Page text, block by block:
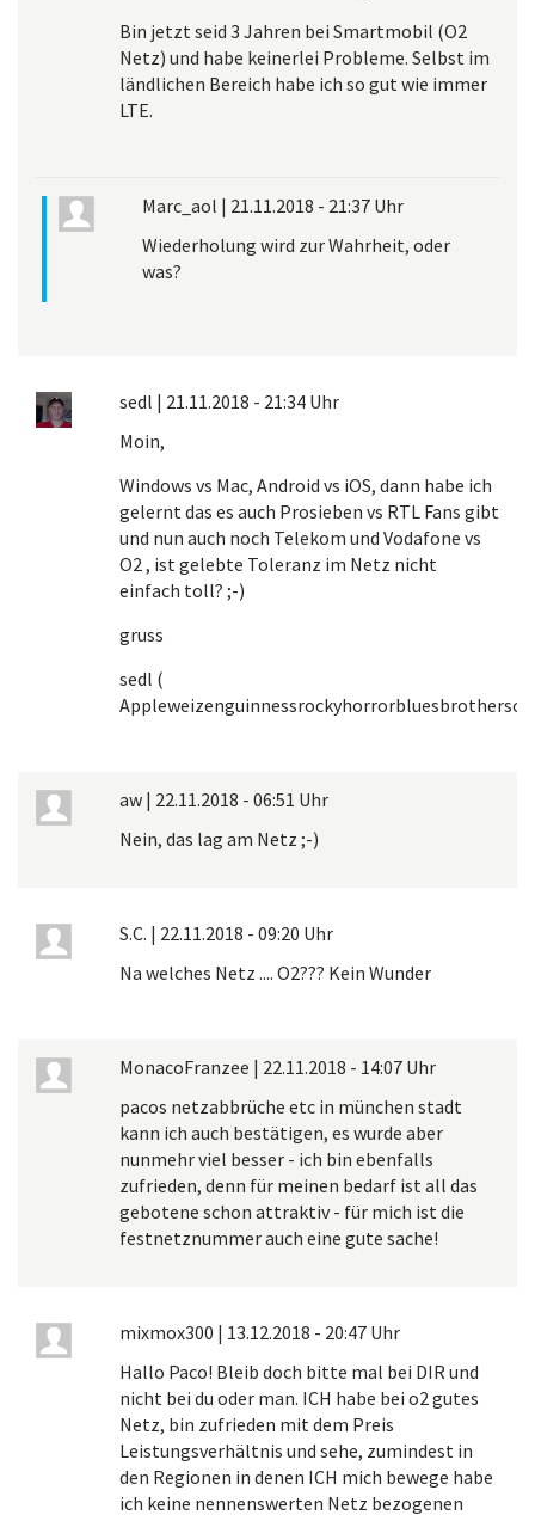
Bin jetzt seid 3 Jahren bei Smartmobil (O2
Netz) und habe keinerlei Probleme. Selbst im
ländlichen Bereich habe ich so gut wie immer
LTE.
Marc_aol | 21.11.2018 - 21:37 Uhr
Wiederholung wird zur Wahrheit, oder
was?
sedl | 21.11.2018 - 21:34 Uhr
Moin,
Windows vs Mac, Android vs iOS, dann habe ich
gelernt das es auch Prosieben vs RTL Fans gibt
und nun auch noch Telekom und Vodafone vs
O2 , ist gelebte Toleranz im Netz nicht
einfach toll? ;-)
gruss
sedl (
aw | 22.11.2018 - 06:51 Uhr
Nein, das lag am Netz ;-)
S.C. | 22.11.2018 - 09:20 Uhr
Na welches Netz .... O2??? Kein Wunder
MonacoFranzee | 22.11.2018 - 14:07 Uhr
pacos netzabbrüche etc in münchen stadt
kann ich auch bestätigen, es wurde aber
nunmehr viel besser - ich bin ebenfalls
zufrieden, denn für meinen bedarf ist all das
gebotene schon attraktiv - für mich ist die
festnetznummer auch eine gute sache!
mixmox300 | 13.12.2018 - 20:47 Uhr
Hallo Paco! Bleib doch bitte mal bei DIR und
nicht bei du oder man. ICH habe bei o2 gutes
Netz, bin zufrieden mit dem Preis
Leistungsverhältnis und sehe, zumindest in
den Regionen in denen ICH mich bewege habe
ich keine nennenswerten Netz bezogenen